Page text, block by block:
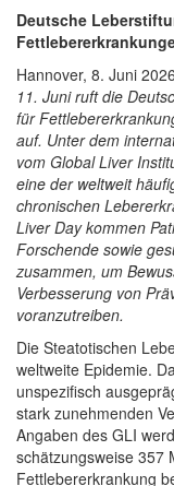
Deutsche
Hannover, 8. Juni
11. Juni ruft die
für
auf. Unter dem
vom Global Liver
eine der weltweit
chronischen
Liver Day kommen
Forschende sowie
zusammen, um
Verbesserung von
voranzutreiben.
Die Steatotischen
weltweite Epidemie.
unspezifisch
stark zunehmenden
Angaben des GLI
schätzungsweise 357
Fettlebererkrankung